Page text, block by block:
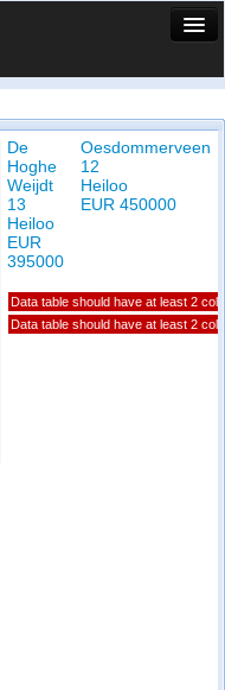
De
Hoghe
Weijdt
13
Heiloo
EUR
395000
Oesdommerveen
12
Heiloo
EUR 450000
Data table should have at least 2
Data table should have at least 2